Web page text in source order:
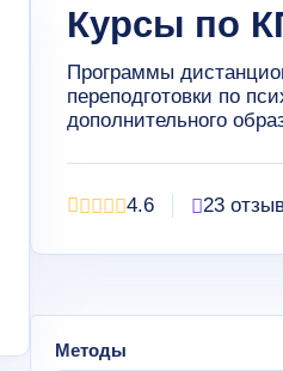
Курсы по
Программы
переподготовки по
дополнительного
4.6 23
Методы